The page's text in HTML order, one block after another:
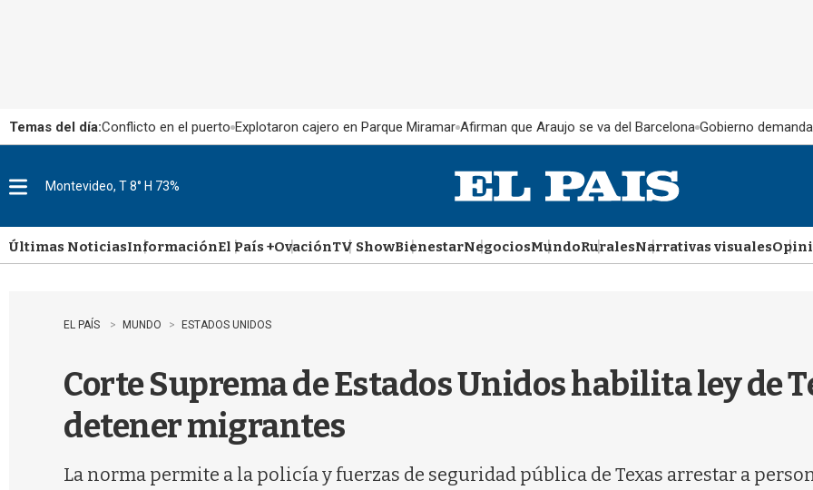
Temas del día:Conflicto en el puerto Explotaron cajero en Parque Miramar Afirman que Araujo se va del Barcelona Gobierno
u
Montevideo, T 8° H 73%
Últimas NoticiasInformaciónEl País +OvaciónTV ShowBienestarNegociosMundoRuralesNarrativas visuales
EL PAÍS MUNDO ESTADOS UNIDOS
Corte Suprema de Estados Unidos habilita ley de
detener migrantes
La norma permite a la policía y fuerzas de seguridad pública de Texas arrestar a